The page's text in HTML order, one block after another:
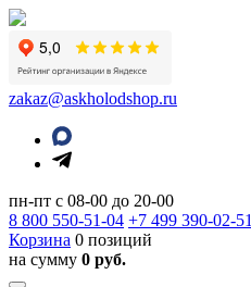
zakaz@askholodshop.ru
пн-пт с 08-00 до 20-00
8 800 550-51-04 +7 499 390-02-51
Корзина 0 позиций
на сумму 0 руб.